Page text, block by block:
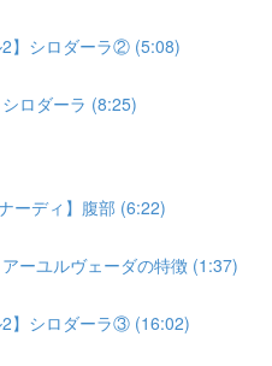
2】シロダーラ② (5:08)
ロダーラ (8:25)
ーディ】腹部 (6:22)
ーユルヴェーダの特徴 (1:37)
2】シロダーラ③ (16:02)